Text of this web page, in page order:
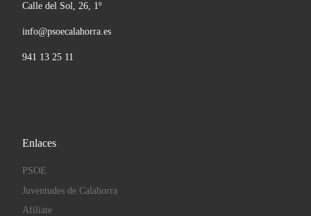
Calle del Sol, 26, 1º
info@psoecalahorra.es
941 13 25 11
Enlaces
PSOE
Juventudes de Calahorra
Afiliate